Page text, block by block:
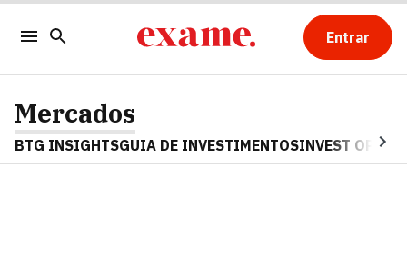
Entrar
Mercados
BTG INSIGHTSGUIA DE INVESTIMENTOSINVEST OPINA